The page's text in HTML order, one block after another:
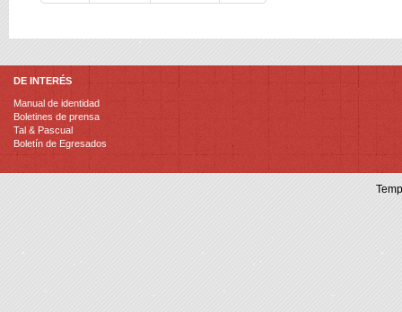
DE INTERÉS
Manual de identidad
Boletines de prensa
Tal & Pascual
Boletín de Egresados